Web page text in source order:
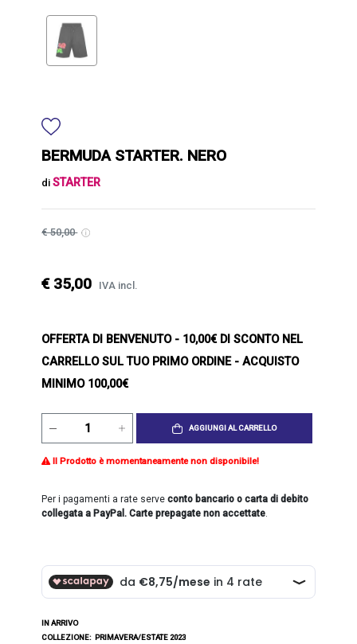
BERMUDA STARTER. NERO
diSTARTER
€ 50,00
€ 35,00 IVA incl.
OFFERTA DI BENVENUTO- 10,00€ DI SCONTO NEL
CARRELLO SUL TUO PRIMO ORDINE - ACQUISTO
MINIMO 100,00€
AGGIUNGI AL CARRELLO
Il Prodotto è momentaneamente non disponibile!
Per i pagamenti a rate serveconto bancario o carta di debito
collegata a PayPal. Carte prepagate non accettate.
IN ARRIVO
COLLEZIONE: PRIMAVERA/ESTATE 2023